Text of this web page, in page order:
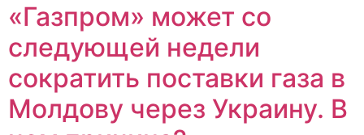
«Газпром» может со
следующей недели
сократить поставки газа в
Молдову через Украину. В